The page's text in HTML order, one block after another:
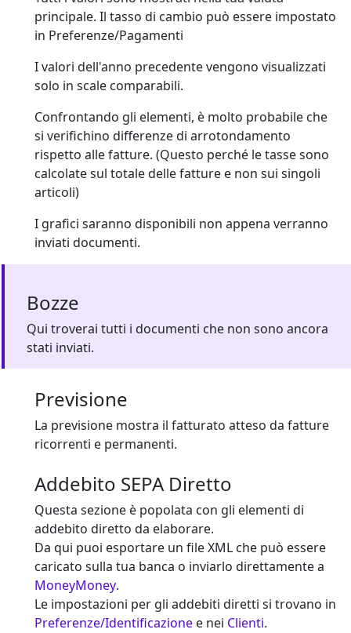
principale. Il tasso di cambio può essere impostato
in Preferenze/Pagamenti
I valori dell'anno precedente vengono visualizzati
solo in scale comparabili.
Confrontando gli elementi, è molto probabile che
si verifichino differenze di arrotondamento
rispetto alle fatture. (Questo perché le tasse sono
calcolate sul totale delle fatture e non sui singoli
articoli)
I grafici saranno disponibili non appena verranno
inviati documenti.
Bozze
Qui troverai tutti i documenti che non sono ancora
stati inviati.
Previsione
La previsione mostra il fatturato atteso da fatture
ricorrenti e permanenti.
Addebito SEPA Diretto
Questa sezione è popolata con gli elementi di
addebito diretto da elaborare.
Da qui puoi esportare un file XML che può essere
caricato sulla tua banca o inviarlo direttamente a
MoneyMoney.
Le impostazioni per gli addebiti diretti si trovano in
Preferenze/Identificazione e nei Clienti.